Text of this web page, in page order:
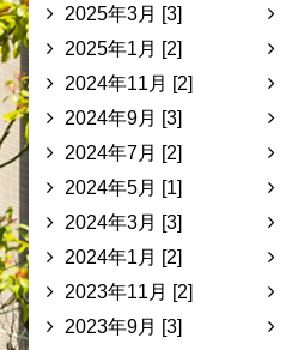
2025年3月 [3]
2025年1月 [2]
2024年11月 [2]
2024年9月 [3]
2024年7月 [2]
2024年5月 [1]
2024年3月 [3]
2024年1月 [2]
2023年11月 [2]
2023年9月 [3]